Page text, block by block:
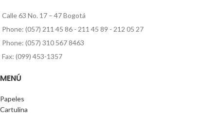
Calle 63 No. 17 – 47 Bogotá
Phone: (057) 211 45 86 - 211 45 89 - 212 05 27
Phone: (057) 310 567 8463
Fax: (099) 453-1357
MENÚ
Papeles
Cartulina